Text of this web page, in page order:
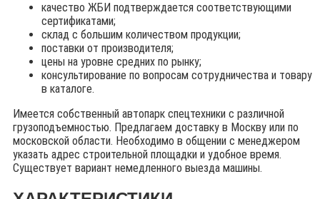
качество ЖБИ подтверждается соответствующими
сертификатами;
склад с большим количеством продукции;
поставки от производителя;
цены на уровне средних по рынку;
консультирование по вопросам сотрудничества и товару
в каталоге.
Имеется собственный автопарк спецтехники с различной
грузоподъемностью. Предлагаем доставку в Москву или по
московской области. Необходимо в общении с менеджером
указать адрес строительной площадки и удобное время.
Существует вариант немедленного выезда машины.